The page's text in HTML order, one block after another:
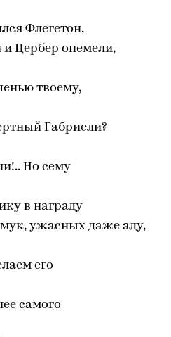
Флегетон,
Цербер онемели,
твоему,
Габриели?
Но сему
в награду
ужасных даже аду,
его
самого